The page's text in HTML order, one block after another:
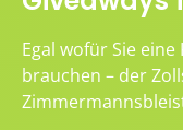
Egal wofür Sie
brauchen – der